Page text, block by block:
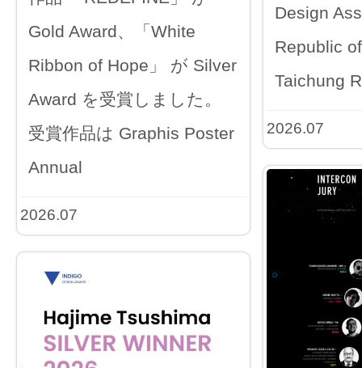
Design
Republic
Taichung
2026.07
Gold Award、「White
Ribbon of Hope」 が Silver
Award を受賞しました。
受賞作品は Graphis Poster
Annual
2026.07